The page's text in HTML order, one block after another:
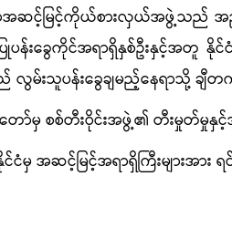
အဆင့်မြင့်ကိုယ်စားလှယ်အဖွဲ့သည် အ
းခွေကိုင်အရာရှိနှစ်ဦးနှင့်အတူနိုင်
လွမ်းသူပန်းခွေချမည့်နေရာသို့ ချီ
မှ စစ်တီးဝိုင်းအဖွဲ့၏ တီးမှုတ်မှုနှ
အဆင့်မြင့်အရာရှိကြီးများအာ